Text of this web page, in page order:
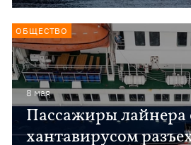
8 мая
Пассажиры лайнера
хантавирусом
ОБЩЕСТВО